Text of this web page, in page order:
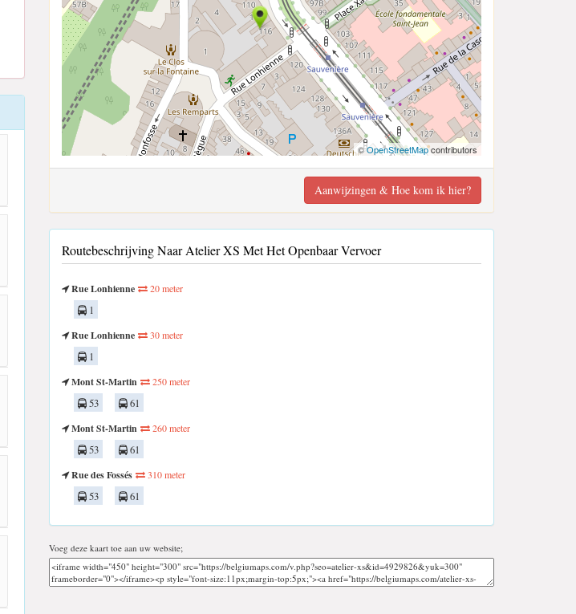
©OpenStreetMapcontributors
Aanwijzingen & Hoe kom ik hier?
Routebeschrijving Naar Atelier XS Met Het Openbaar Vervoer
Rue Lonhienne 20 meter
1
Rue Lonhienne
30 meter
1
Mont St-Martin
250 meter
53
61
Mont St-Martin
260 meter
53
61
Rue des Fossés
310 meter
53 61
Voeg deze kaart toe aan uw website;